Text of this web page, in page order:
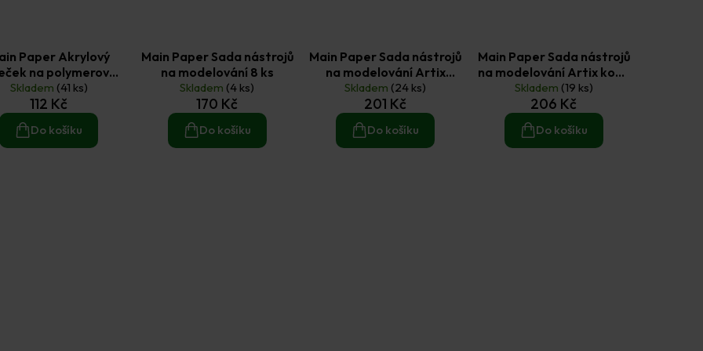
Paper Akrylový
na polymerové
hmoty 1 ks
Skladem (41 ks)
112 Kč
Do košíku
Main Paper Sada nástrojů
na modelování 8 ks
Skladem (4 ks)
170 Kč
Do košíku
Main Paper Sada nástrojů
na modelování Artix
dřevěná 10 ks
Skladem (24 ks)
201 Kč
Do košíku
Main Paper Sada nástrojů
na modelování Artix kov s
dřevěnou rukojetí 11 ks
Skladem (19 ks)
206 Kč
Do košíku